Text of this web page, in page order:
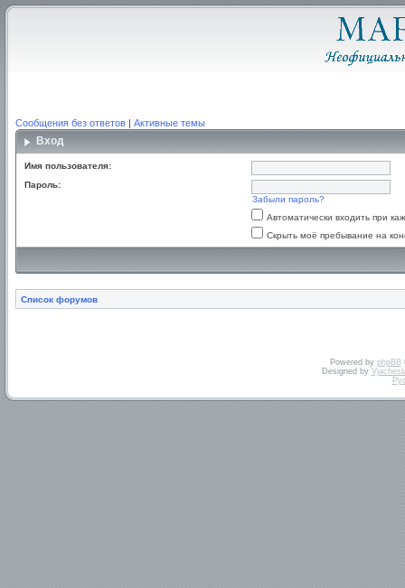
Сообщения без ответов | Активные темы
Вход
Имя пользователя:
Пароль:
Забыли пароль?
Автоматически входить при
Скрыть моё пребывание на
Список форумов
Powered by phpBB
Designed by